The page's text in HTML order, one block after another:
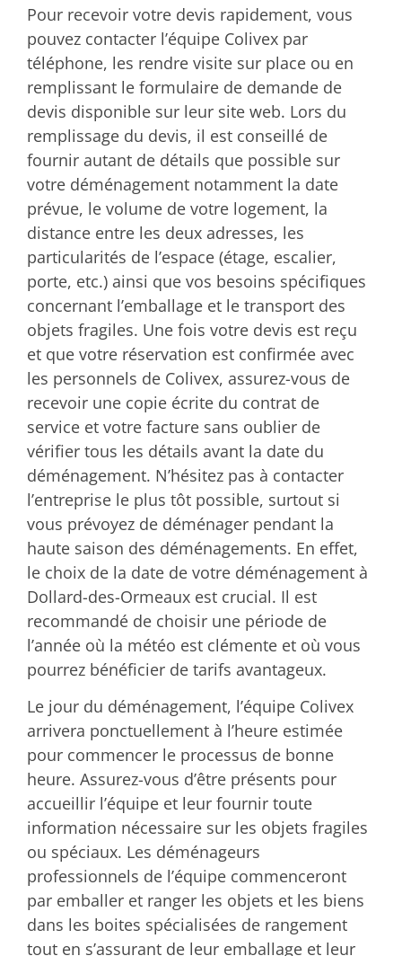
Pour recevoir votre devis rapidement, vous
pouvez contacter l’équipe Colivex par
téléphone, les rendre visite sur place ou en
remplissant le formulaire de demande de
devis disponible sur leur site web. Lors du
remplissage du devis, il est conseillé de
fournir autant de détails que possible sur
votre déménagement notamment la date
prévue, le volume de votre logement, la
distance entre les deux adresses, les
particularités de l’espace (étage, escalier,
porte, etc.) ainsi que vos besoins spécifiques
concernant l’emballage et le transport des
objets fragiles. Une fois votre devis est reçu
et que votre réservation est confirmée avec
les personnels de Colivex, assurez-vous de
recevoir une copie écrite du contrat de
service et votre facture sans oublier de
vérifier tous les détails avant la date du
déménagement. N’hésitez pas à contacter
l’entreprise le plus tôt possible, surtout si
vous prévoyez de déménager pendant la
haute saison des déménagements. En effet,
le choix de la date de votre déménagement à
Dollard-des-Ormeaux est crucial. Il est
recommandé de choisir une période de
l’année où la météo est clémente et où vous
pourrez bénéficier de tarifs avantageux.
Le jour du déménagement, l’équipe Colivex
arrivera ponctuellement à l’heure estimée
pour commencer le processus de bonne
heure. Assurez-vous d’être présents pour
accueillir l’équipe et leur fournir toute
information nécessaire sur les objets fragiles
ou spéciaux. Les déménageurs
professionnels de l’équipe commenceront
par emballer et ranger les objets et les biens
dans les boites spécialisées de rangement
tout en s’assurant de leur emballage et leur